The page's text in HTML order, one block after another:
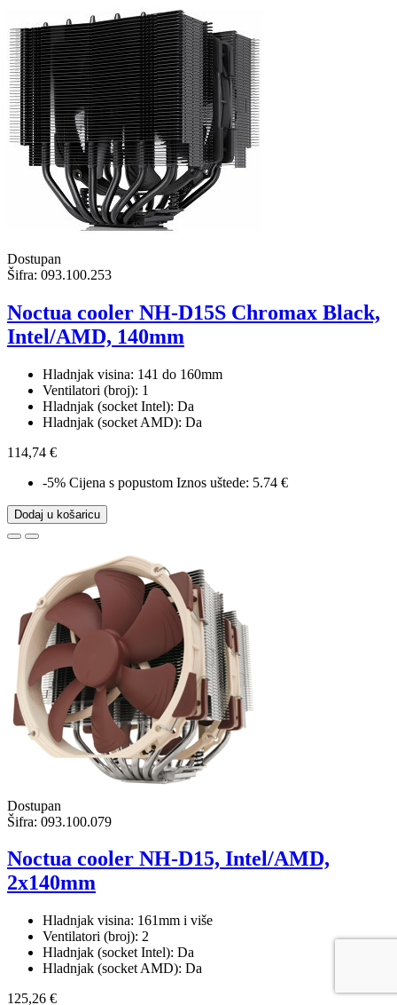
Dostupan
Šifra: 093.100.253
Noctua cooler NH-D15S Chromax Black,
Intel/AMD, 140mm
Hladnjak visina: 141 do 160mm
Ventilatori (broj): 1
Hladnjak (socket Intel): Da
Hladnjak (socket AMD): Da
114,74 €
-5% Cijena s popustom Iznos uštede: 5.74 €
Dodaj u košaricu
Dostupan
Šifra: 093.100.079
Noctua cooler NH-D15, Intel/AMD,
2x140mm
Hladnjak visina: 161mm i više
Ventilatori (broj): 2
Hladnjak (socket Intel): Da
Hladnjak (socket AMD): Da
125,26 €